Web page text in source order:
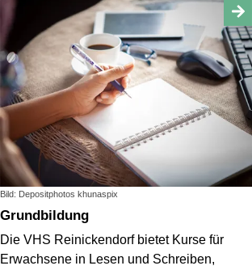
Bild: Depositphotos khunaspix
Grundbildung
Die VHS Reinickendorf bietet Kurse für
Erwachsene in Lesen und Schreiben,